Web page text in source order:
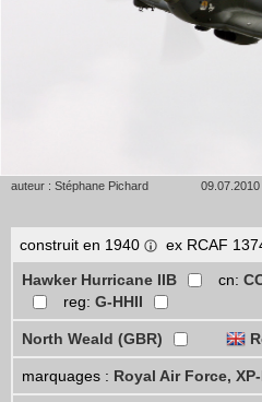
auteur : Stéphane Pichard 09.07.2010
construit en 1940
ex RCAF
Hawker Hurricane IIB
cn:
reg: G-HHII
North Weald (GBR)
marquages : Royal Air Force,